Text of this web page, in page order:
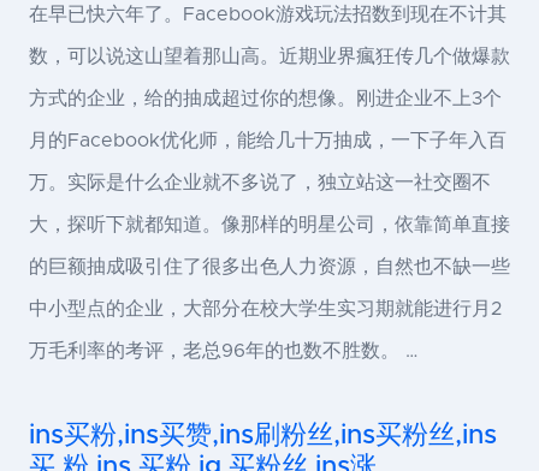
在早已快六年了。Facebook游戏玩法招数到现在不计其
数，可以说这山望着那山高。近期业界瘋狂传几个做爆款
方式的企业，给的抽成超过你的想像。刚进企业不上3个
月的Facebook优化师，能给几十万抽成，一下子年入百
万。实际是什么企业就不多说了，独立站这一社交圈不
大，探听下就都知道。像那样的明星公司，依靠简单直接
的巨额抽成吸引住了很多出色人力资源，自然也不缺一些
中小型点的企业，大部分在校大学生实习期就能进行月2
万毛利率的考评，老总96年的也数不胜数。 …
ins买粉,ins买赞,ins刷粉丝,ins买粉丝,ins